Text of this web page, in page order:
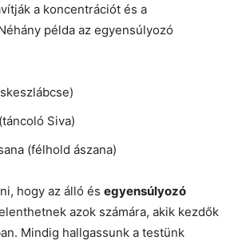
a koncentrációt és a
példa az egyensúlyozó
Siva)
(félhold ászana)
hogy az álló és egyensúlyozó
azok számára, akik kezdők
Mindig hallgassunk a testünk